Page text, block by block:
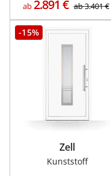
ab2.891 € ab3.401€
-15%
Zell
Kunststoff